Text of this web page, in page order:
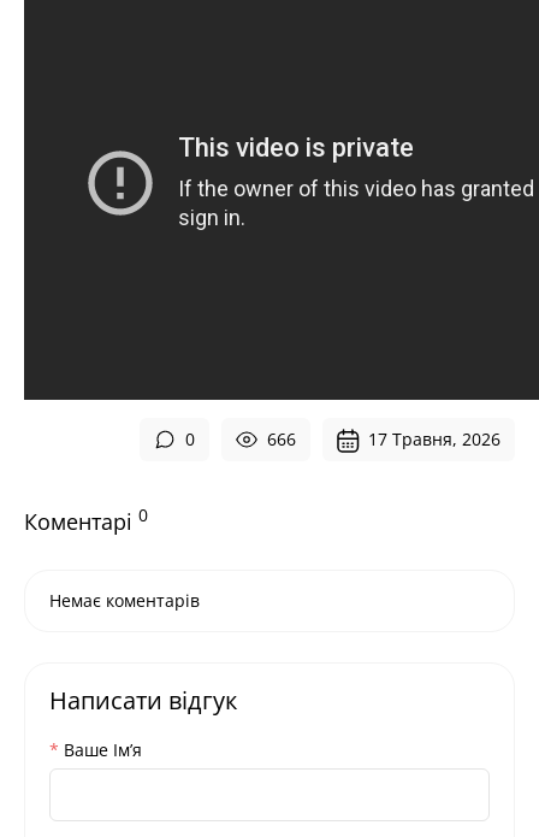
0 666 17 Травня, 2026
Коментарі 0
Немає коментарів
Написати відгук
Ваше Iм’я